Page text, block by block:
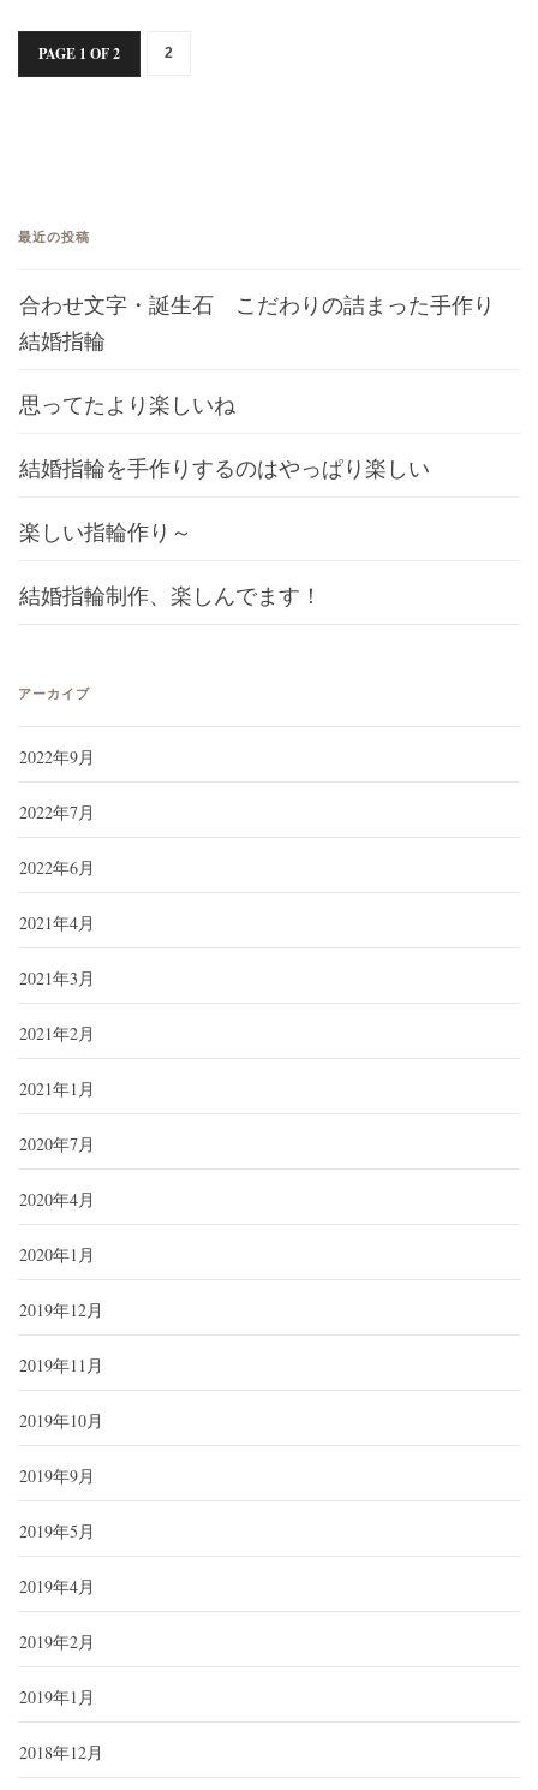
PAGE 1 OF 2 2
最近の投稿
合わせ文字・誕生石 こだわりの詰まった手作り
結婚指輪
思ってたより楽しいね
結婚指輪を手作りするのはやっぱり楽しい
楽しい指輪作り～
結婚指輪制作、楽しんでます！
アーカイブ
2022年9月
2022年7月
2022年6月
2021年4月
2021年3月
2021年2月
2021年1月
2020年7月
2020年4月
2020年1月
2019年12月
2019年11月
2019年10月
2019年9月
2019年5月
2019年4月
2019年2月
2019年1月
2018年12月